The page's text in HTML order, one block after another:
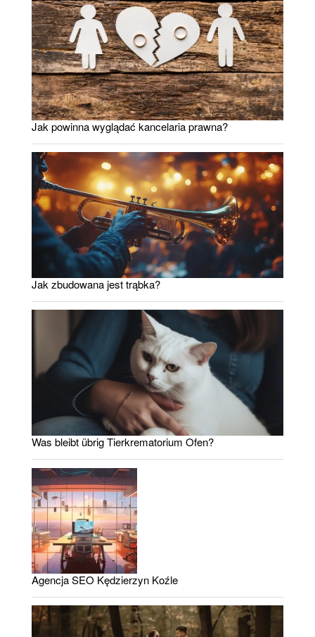
Jak powinna wyglądać kancelaria prawna?
Jak zbudowana jest trąbka?
Was bleibt übrig Tierkrematorium Ofen?
Agencja SEO Kędzierzyn Koźle